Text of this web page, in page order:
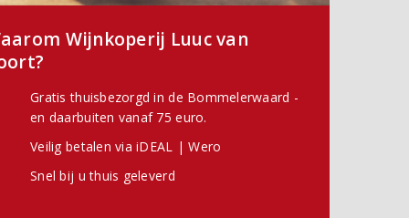
Wijnkoperij Luuc van
Gratis thuisbezorgd in de Bommelerwaard -
en daarbuiten vanaf 75 euro.
Veilig betalen via iDEAL | Wero
Snel bij u thuis geleverd